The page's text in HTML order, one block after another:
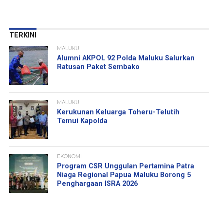
TERKINI
MALUKU
Alumni AKPOL 92 Polda Maluku Salurkan
Ratusan Paket Sembako
MALUKU
Kerukunan Keluarga Toheru-Telutih
Temui Kapolda
EKONOMI
Program CSR Unggulan Pertamina Patra
Niaga Regional Papua Maluku Borong 5
Penghargaan ISRA 2026